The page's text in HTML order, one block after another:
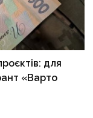
для
«Варто